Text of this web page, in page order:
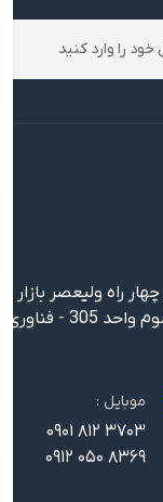
راه ولیعصر بازار
کامپیوتر رضا طبقه سوم واحد
موبایل :
0901 812 3703
0912 050 8369